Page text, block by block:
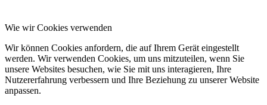
Wie wir Cookies verwenden
Wir können Cookies anfordern, die auf Ihrem Gerät eingestellt
werden. Wir verwenden Cookies, um uns mitzuteilen, wenn Sie
unsere Websites besuchen, wie Sie mit uns interagieren, Ihre
Nutzererfahrung verbessern und Ihre Beziehung zu unserer Website
anpassen.